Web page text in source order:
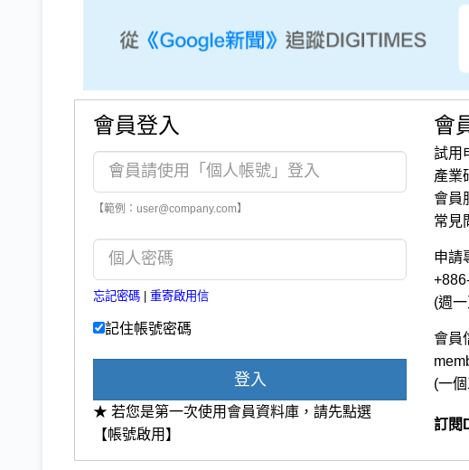
會員登入
【範例：user@company.com】
忘記密碼 重寄啟用信
記住帳號密碼
登入
★ 若您是第一次使用會員資料庫，請先點選
【帳號啟用】
會
試用
產業
會員
常見
申請
(週
會員
(一
訂閱